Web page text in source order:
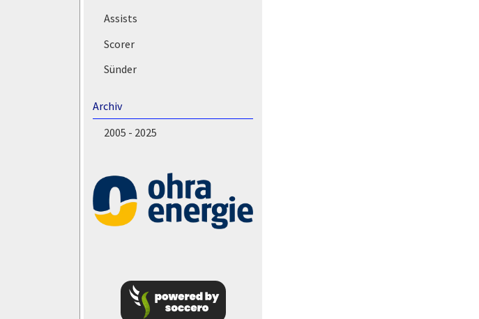
Assists
Scorer
Sünder
Archiv
2005 - 2025